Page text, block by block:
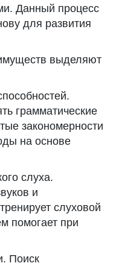
Данный процесс
для развития
выделяют
грамматические
закономерности
на основе
слуха.
и
слуховой
помогает при
Поиск